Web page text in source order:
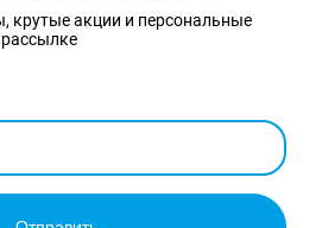
крутые акции и персональные